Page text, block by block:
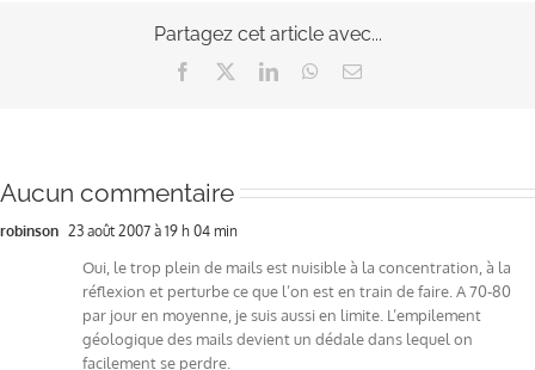
Partagez cet article avec...
Facebook LinkedInWhatsApp
Email
Aucun commentaire
robinson 23 août 2007 à 19 h 04 min
Oui, le trop plein de mails est nuisible à la concentration, à la
réflexion et perturbe ce que l’on est en train de faire. A 70-80
par jour en moyenne, je suis aussi en limite. L’empilement
géologique des mails devient un dédale dans lequel on
facilement se perdre.